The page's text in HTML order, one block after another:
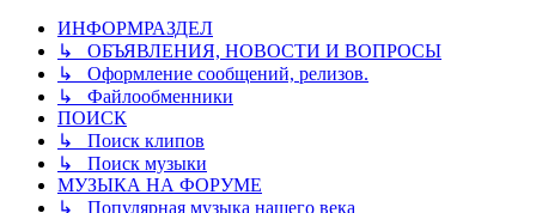
ИНФОРМРАЗДЕЛ
↳ ОБЪЯВЛЕНИЯ, НОВОСТИ И ВОПРОСЫ
↳ Оформление сообщений, релизов.
↳ Файлообменники
ПОИСК
↳ Поиск клипов
↳ Поиск музыки
МУЗЫКА НА ФОРУМЕ
↳ Популярная музыка нашего века